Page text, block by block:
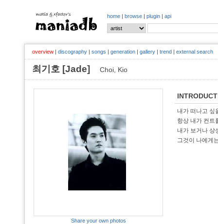
home | browse | plugin | api
overview | discography | songs | generation | gallery | trend | external search
최기호 [Jade] Choi, Kio
Share your own photos
내가 떠나고 싶
항상 내가 컨트
내가 보거나 상
그것이 나에게